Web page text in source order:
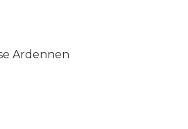
Ardennen